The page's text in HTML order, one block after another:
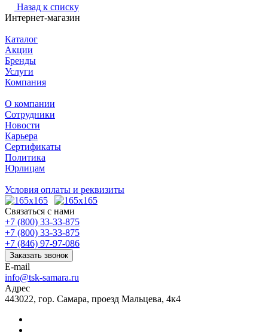
Назад к списку
Интернет-магазин
Каталог
Акции
Бренды
Услуги
Компания
О компании
Сотрудники
Новости
Карьера
Сертификаты
Политика
Юрлицам
Условия оплаты и реквизиты
Связаться с нами
+7 (800) 33-33-875
+7 (800) 33-33-875
+7 (846) 97-97-086
Заказать звонок
E-mail
info@tsk-samara.ru
Адрес
443022, гор. Самара, проезд Мальцева, 4к4